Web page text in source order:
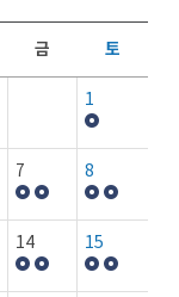
금 토
1
7 8
14 15